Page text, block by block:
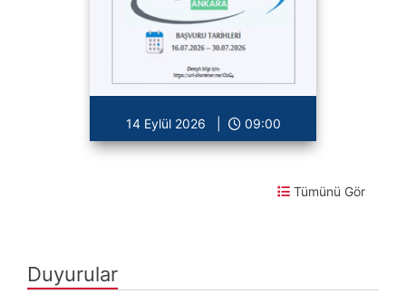
14 Eylül 2026 | 09:00
Tümünü Gör
Duyurular